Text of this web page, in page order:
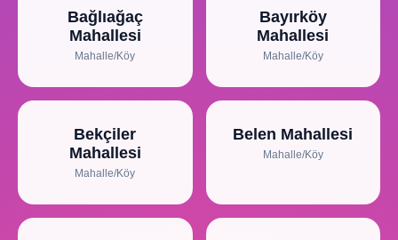
Bağlıağaç
Mahallesi
Mahalle/Köy
Bayırköy
Mahallesi
Mahalle/Köy
Bekçiler
Mahallesi
Mahalle/Köy
Belen Mahallesi
Mahalle/Köy